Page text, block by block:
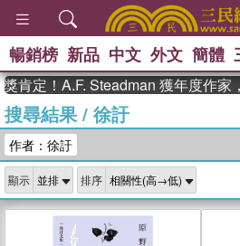
如果歷史
代 、 數學
迷走神經
暢銷榜 新品 中文 外文 簡體
A.F. Steadman 獲年度作家，《
搜尋結果/ 徐訏
作者：徐訏
顯示 排序